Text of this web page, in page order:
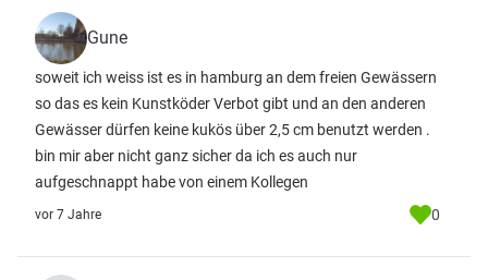
Gune
soweit ich weiss ist es in hamburg an dem freien Gewässern
so das es kein Kunstköder Verbot gibt und an den anderen
Gewässer dürfen keine kukös über 2,5 cm benutzt werden .
bin mir aber nicht ganz sicher da ich es auch nur
aufgeschnappt habe von einem Kollegen
vor 7 Jahre 0